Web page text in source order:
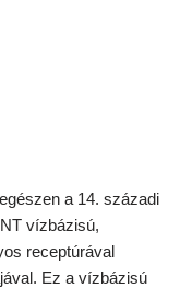
a 14. századi
vízbázisú,
receptúrával
Ez a vízbázisú